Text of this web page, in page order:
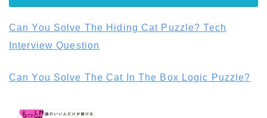
Can You Solve The Hiding Cat Puzzle? Tech
Interview Question
Can You Solve The Cat In The Box Logic Puzzle?